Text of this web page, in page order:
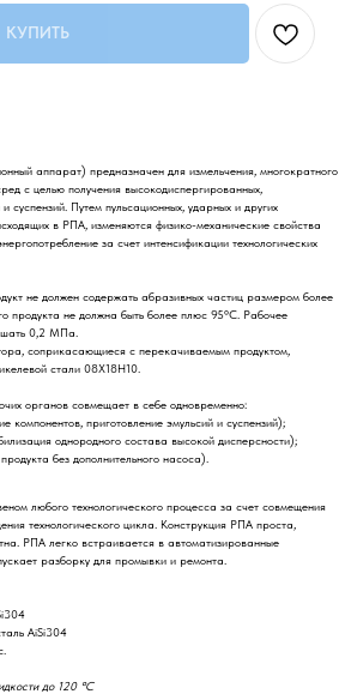
КУПИТЬ
аппарат) предназначен для измельчения, многократного
с целью получения высокодиспергированных,
суспензий. Путем пульсационных, ударных и других
в РПА, изменяются физико-механические свойства
за счет интенсификации технологических
не должен содержать абразивных частиц размером более
продукта не должна быть более плюс 95°С. Рабочее
0,2 МПа.
соприкасающиеся с перекачиваемым продуктом,
стали 08Х18Н10.
органов совмещает в себе одновременно:
компонентов, приготовление эмульсий и суспензий);
однородного состава высокой дисперсности);
без дополнительного насоса).
любого технологического процесса за счет совмещения
технологического цикла. Конструкция РПА проста,
РПА легко встраивается в автоматизированные
разборку для промывки и ремонта.
AiSi304
до 120 °C